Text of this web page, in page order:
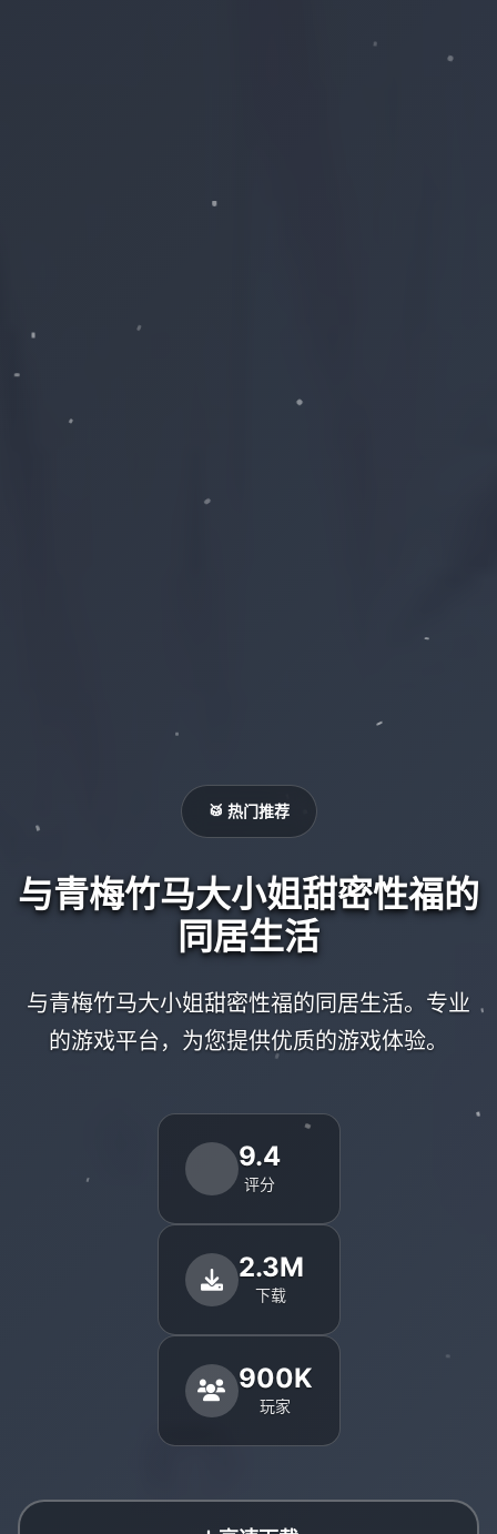
🥁 热门推荐
与青梅竹马大小姐甜密性福的
同居生活
与青梅竹马大小姐甜密性福的同居生活。专业
的游戏平台，为您提供优质的游戏体验。
9.4
评分
2.3M
下载
900K
玩家